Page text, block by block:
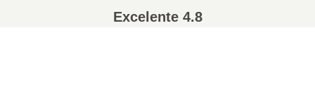
Excelente4.8